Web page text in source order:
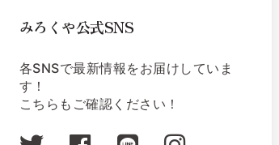
みろくや公式SNS
各SNSで最新情報をお届けしていま
す！
こちらもご確認ください！